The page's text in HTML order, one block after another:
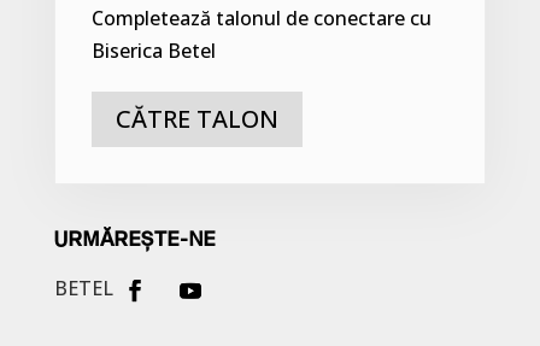
Completează talonul de conectare cu
Biserica Betel
CĂTRE TALON
URMĂREȘTE-NE
BETEL